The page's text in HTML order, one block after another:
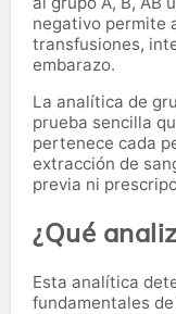
negativo permite
transfusiones,
embarazo.
La analítica de
prueba sencilla
pertenece cada
extracción de
previa ni
¿Qué
Esta analítica
fundamentales